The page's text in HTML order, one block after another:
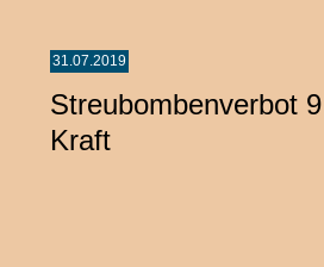
31.07.2019
Streubombenverbot
Kraft